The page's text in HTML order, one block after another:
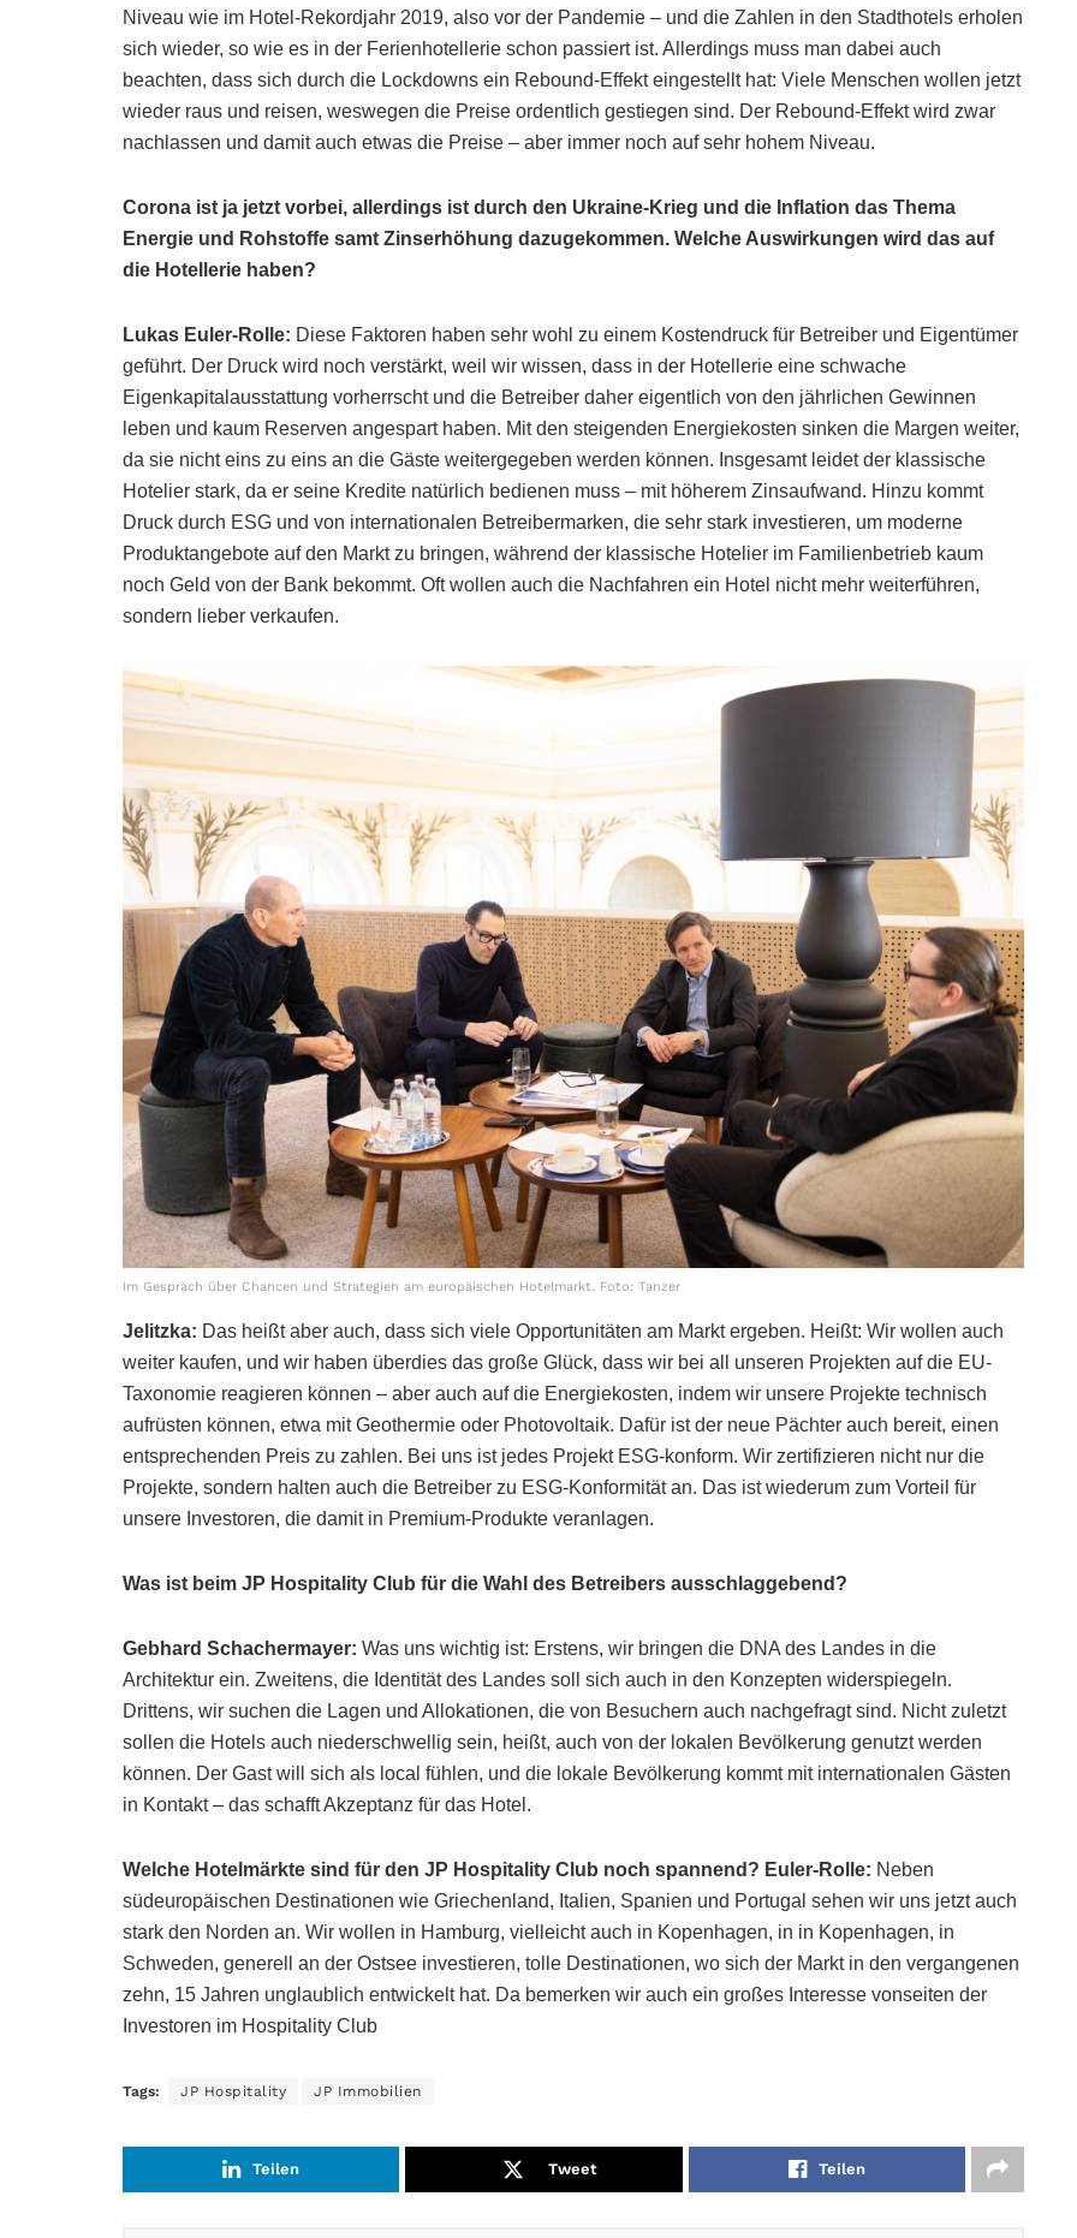
Niveau wie im Hotel-Rekordjahr 2019, also vor der Pandemie – und die Zahlen in den Stadthotels erholen
sich wieder, so wie es in der Ferienhotellerie schon passiert ist. Allerdings muss man dabei auch
beachten, dass sich durch die Lockdowns ein Rebound-Effekt eingestellt hat: Viele Menschen wollen jetzt
wieder raus und reisen, weswegen die Preise ordentlich gestiegen sind. Der Rebound-Effekt wird zwar
nachlassen und damit auch etwas die Preise – aber immer noch auf sehr hohem Niveau.
Corona ist ja jetzt vorbei, allerdings ist durch den Ukraine-Krieg und die Inflation das Thema
Energie und Rohstoffe samt Zinserhöhung dazugekommen. Welche Auswirkungen wird das auf
die Hotellerie haben?
Lukas Euler-Rolle: Diese Faktoren haben sehr wohl zu einem Kostendruck für Betreiber und Eigentümer
geführt. Der Druck wird noch verstärkt, weil wir wissen, dass in der Hotellerie eine schwache
Eigenkapitalausstattung vorherrscht und die Betreiber daher eigentlich von den jährlichen Gewinnen
leben und kaum Reserven angespart haben. Mit den steigenden Energiekosten sinken die Margen weiter,
da sie nicht eins zu eins an die Gäste weitergegeben werden können. Insgesamt leidet der klassische
Hotelier stark, da er seine Kredite natürlich bedienen muss – mit höherem Zinsaufwand. Hinzu kommt
Druck durch ESG und von internationalen Betreibermarken, die sehr stark investieren, um moderne
Produktangebote auf den Markt zu bringen, während der klassische Hotelier im Familienbetrieb kaum
noch Geld von der Bank bekommt. Oft wollen auch die Nachfahren ein Hotel nicht mehr weiterführen,
sondern lieber verkaufen.
Im Gespräch über Chancen und Strategien am europäischen Hotelmarkt. Foto: Tanzer
Jelitzka: Das heißt aber auch, dass sich viele Opportunitäten am Markt ergeben. Heißt: Wir wollen auch
weiter kaufen, und wir haben überdies das große Glück, dass wir bei all unseren Projekten auf die EU-
Taxonomie reagieren können – aber auch auf die Energiekosten, indem wir unsere Projekte technisch
aufrüsten können, etwa mit Geothermie oder Photovoltaik. Dafür ist der neue Pächter auch bereit, einen
entsprechenden Preis zu zahlen. Bei uns ist jedes Projekt ESG-konform. Wir zertifizieren nicht nur die
Projekte, sondern halten auch die Betreiber zu ESG-Konformität an. Das ist wiederum zum Vorteil für
unsere Investoren, die damit in Premium-Produkte veranlagen.
Was ist beim JP Hospitality Club für die Wahl des Betreibers ausschlaggebend?
Gebhard Schachermayer: Was uns wichtig ist: Erstens, wir bringen die DNA des Landes in die
Architektur ein. Zweitens, die Identität des Landes soll sich auch in den Konzepten widerspiegeln.
Drittens, wir suchen die Lagen und Allokationen, die von Besuchern auch nachgefragt sind. Nicht zuletzt
sollen die Hotels auch niederschwellig sein, heißt, auch von der lokalen Bevölkerung genutzt werden
können. Der Gast will sich als local fühlen, und die lokale Bevölkerung kommt mit internationalen Gästen
in Kontakt – das schafft Akzeptanz für das Hotel.
Welche Hotelmärkte sind für den JP Hospitality Club noch spannend? Euler-Rolle: Neben
südeuropäischen Destinationen wie Griechenland, Italien, Spanien und Portugal sehen wir uns jetzt auch
stark den Norden an. Wir wollen in Hamburg, vielleicht auch in Kopenhagen, in in Kopenhagen, in
Schweden, generell an der Ostsee investieren, tolle Destinationen, wo sich der Markt in den vergangenen
zehn, 15 Jahren unglaublich entwickelt hat. Da bemerken wir auch ein großes Interesse vonseiten der
Investoren im Hospitality Club
Tags: JP Hospitality JP Immobilien
Teilen Tweet Teilen